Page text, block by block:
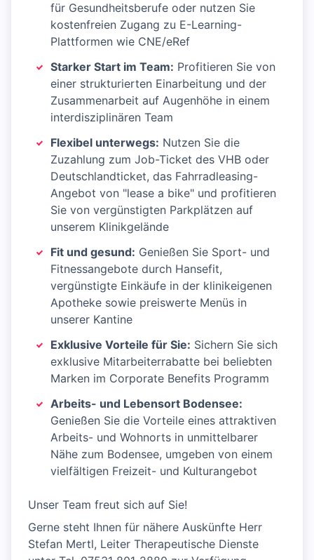
für Gesundheitsberufe oder nutzen Sie
kostenfreien Zugang zu E-Learning-
Plattformen wie CNE/eRef
Starker Start im Team: Profitieren Sie von
einer strukturierten Einarbeitung und der
Zusammenarbeit auf Augenhöhe in einem
interdisziplinären Team
Flexibel unterwegs: Nutzen Sie die
Zuzahlung zum Job-Ticket des VHB oder
Deutschlandticket, das Fahrradleasing-
Angebot von "lease a bike" und profitieren
Sie von vergünstigten Parkplätzen auf
unserem Klinikgelände
Fit und gesund: Genießen Sie Sport- und
Fitnessangebote durch Hansefit,
vergünstigte Einkäufe in der klinikeigenen
Apotheke sowie preiswerte Menüs in
unserer Kantine
Exklusive Vorteile für Sie: Sichern Sie sich
exklusive Mitarbeiterrabatte bei beliebten
Marken im Corporate Benefits Programm
Arbeits- und Lebensort Bodensee:
Genießen Sie die Vorteile eines attraktiven
Arbeits- und Wohnorts in unmittelbarer
Nähe zum Bodensee, umgeben von einem
vielfältigen Freizeit- und Kulturangebot
Unser Team freut sich auf Sie!
Gerne steht Ihnen für nähere Auskünfte Herr
Stefan Mertl, Leiter Therapeutische Dienste